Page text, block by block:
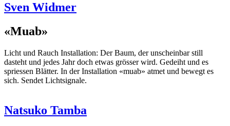
Sven Widmer
«Muab»
Licht und Rauch Installation: Der Baum, der unscheinbar still
dasteht und jedes Jahr doch etwas grösser wird. Gedeiht und es
spriessen Blätter. In der Installation «muab» atmet und bewegt es
sich. Sendet Lichtsignale.
Natsuko Tamba